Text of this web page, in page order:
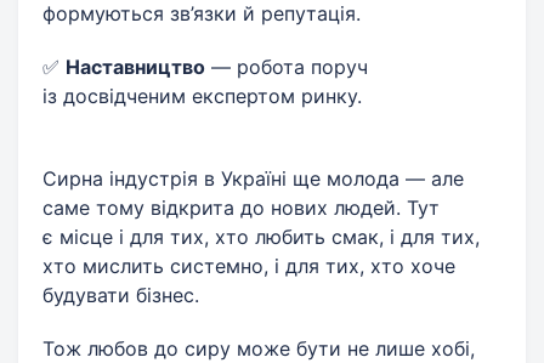
формуються зв’язки й репутація.
✅ Наставництво — робота поруч
із досвідченим експертом ринку.
Сирна індустрія в Україні ще молода — але
саме тому відкрита до нових людей. Тут
є місце і для тих, хто любить смак, і для тих,
хто мислить системно, і для тих, хто хоче
будувати бізнес.
Тож любов до сиру може бути не лише хобі,